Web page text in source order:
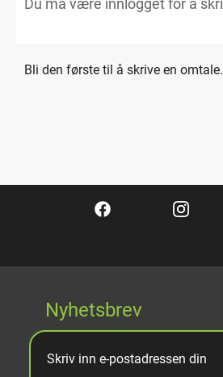
Bli den første til å skrive en omtale.
Nyhetsbrev